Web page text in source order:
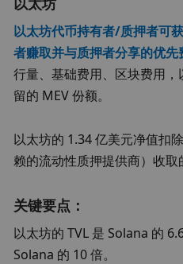
以太坊代币持有者/质押者可
者赚取并与质押者分享的优先
行量、基础费用、区块费用
留的 MEV 份额。
以太坊的 1.34 亿美元净值扣
赖的流动性质押提供商）收取
关键要点：
以太坊的 TVL 是 Solana 的
Solana 的 10 倍。